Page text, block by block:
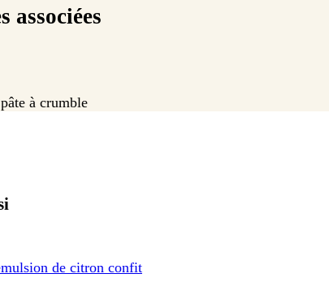
associées
à crumble
de citron confit